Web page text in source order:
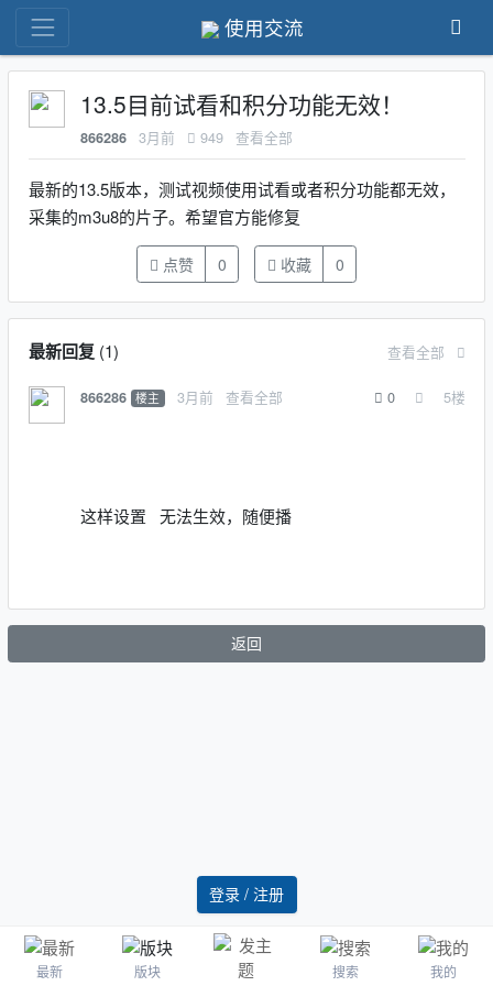
最新 版块 搜索 我的
登录 / 注册
使用交流
13.5目前试看和积分功能无效！
866286 3月前 949 查看全部
最新的13.5版本，测试视频使用试看或者积分功能都无效，
采集的m3u8的片子。希望官方能修复
点赞 0 收藏 0
最新回复(1) 查看全部
866286 楼主 3月前 查看全部 0 5楼
这样设置 无法生效，随便播
返回